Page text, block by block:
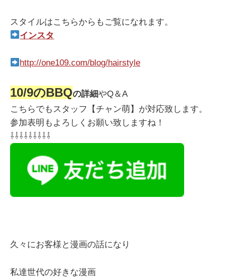
スタイルはこちらからもご覧になれます。
インスタ
http://one109.com/blog/hairstyle
10/9のBBQの詳細やQ＆A
こちらでもスタッフ【チャン萌】が対応致します。
参加表明もよろしくお願い致しますね！
⇩⇩⇩⇩⇩⇩⇩⇩⇩
久々にお客様と漫画の話になり
私達世代の好きな漫画